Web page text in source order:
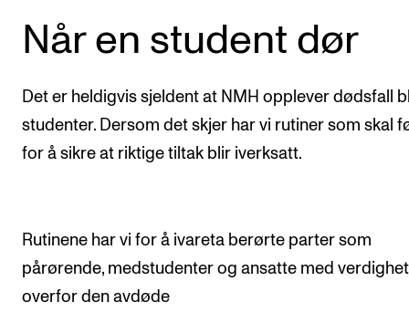
Arbeidstid og lønn
Reiser og utveksling
Kompetanse og velferd
Overordnet i mitt arbeid
Helse, miljø og sikkerhet
VERKTØY OG HJELP
Når en student dør
Det er heldigvis sjeldent at NMH opplever dødsfall
studenter. Dersom det skjer har vi rutiner som skal
for å sikre at riktige tiltak blir iverksatt.
Rutinene har vi for å ivareta berørte parter som
pårørende, medstudenter og ansatte med verdighet
overfor den avdøde